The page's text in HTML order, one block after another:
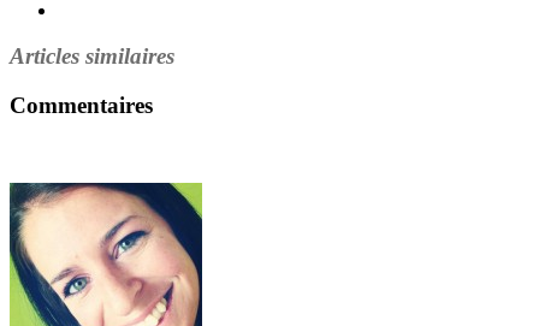
Articles similaires
Commentaires
Étiquettes
plein
d'énergie